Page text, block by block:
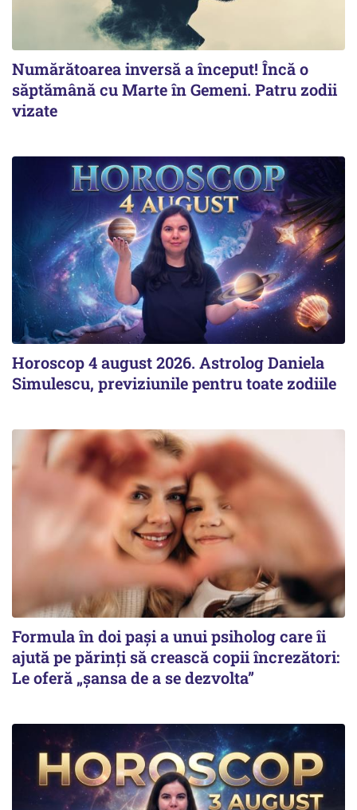
Numărătoarea inversă a început! Încă o
săptămână cu Marte în Gemeni. Patru zodii
vizate
Horoscop 4 august 2026. Astrolog Daniela
Simulescu, previziunile pentru toate zodiile
Formula în doi pași a unui psiholog care îi
ajută pe părinți să crească copii încrezători:
Le oferă „șansa de a se dezvolta”